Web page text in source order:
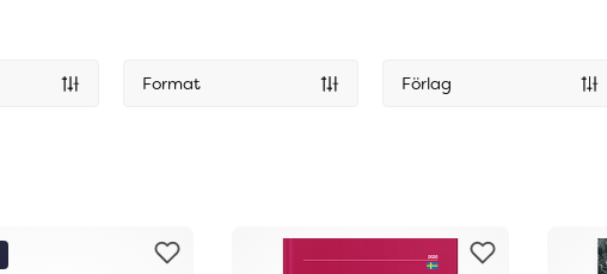
Format Förlag